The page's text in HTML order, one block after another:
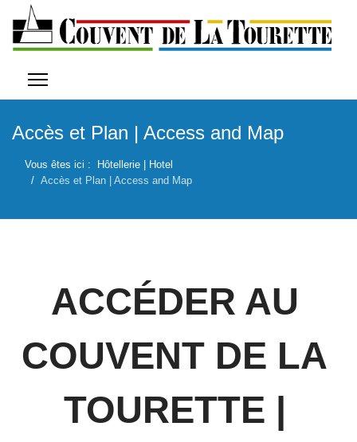
Accès et Plan | Access and Map
Vous êtes ici :
Hôtellerie | Hotel
Accès et Plan | Access and Map
ACCÉDER AU
COUVENT DE LA
TOURETTE |